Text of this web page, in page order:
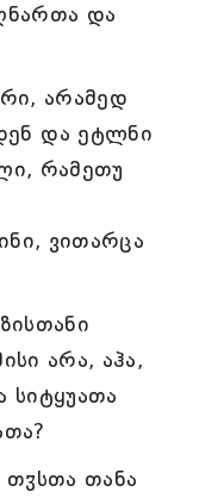
და
არამედ
და ეტლნი
რამეთუ
ვითარცა
არა, აჰა,
სიტყუათა
თჳსთა თანა